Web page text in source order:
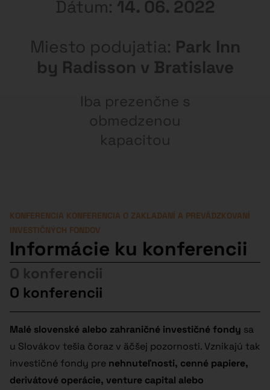
Dátum: 14. 06. 2022
Miesto podujatia: Park Inn
by Radisson v Bratislave
Iba prezenčne s
obmedzenou
kapacitou
KONFERENCIA KONFERENCIA O ZAKLADANÍ A PREVÁDZKOVANÍ
INVESTIČNÝCH FONDOV
Informácie ku konferencii
O konferencii
O konferencii
Malé slovenské alebo zahraničné investičné fondy sa
u Slovákov tešia čoraz v äčšej pozornosti. Vznikajú tak
investičné fondy pre nehnuteľnosti, cenné papiere,
derivátové operácie, venture capital alebo